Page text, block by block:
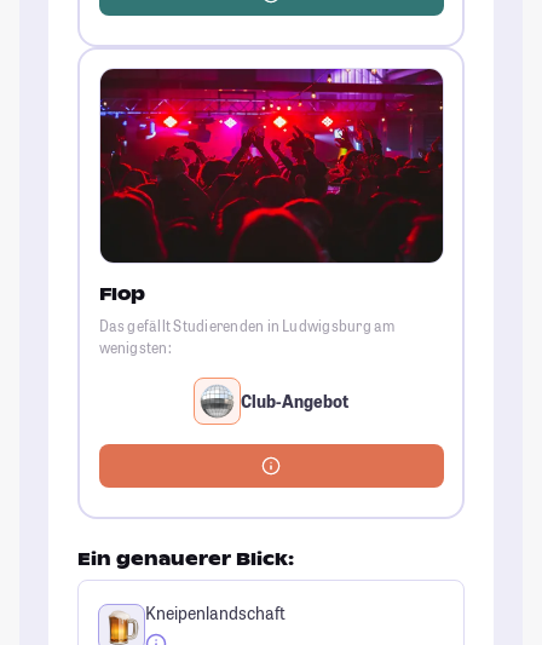
Flop
Das gefällt Studierenden in Ludwigsburg am
wenigsten:
Club-Angebot
Ein genauerer Blick:
Kneipenlandschaft